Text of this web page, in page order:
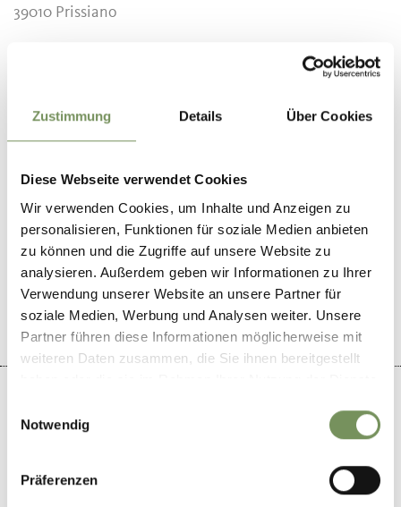
Zustimmung Details Über Cookies
Diese Webseite verwendet Cookies
Wir verwenden Cookies, um Inhalte und Anzeigen zu
personalisieren, Funktionen für soziale Medien anbieten
zu können und die Zugriffe auf unsere Website zu
analysieren. Außerdem geben wir Informationen zu Ihrer
Verwendung unserer Website an unsere Partner für
soziale Medien, Werbung und Analysen weiter. Unsere
Partner führen diese Informationen möglicherweise mit
weiteren Daten zusammen, die Sie ihnen bereitgestellt
Notwendig
Präferenzen
39010 Prissiano
Periodo consigliato
IL CONTENUTO VI È STATO UTILE? SÌ NO
−